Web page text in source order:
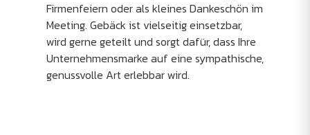
Firmenfeiern oder als kleines Dankeschön im
Meeting. Gebäck ist vielseitig einsetzbar,
wird gerne geteilt und sorgt dafür, dass Ihre
Unternehmensmarke auf eine sympathische,
genussvolle Art erlebbar wird.